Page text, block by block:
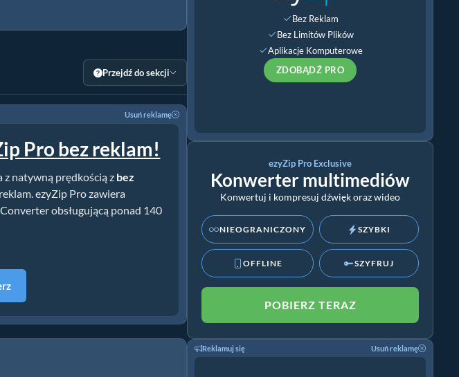
Przejdź do sekcji
Usuń reklamę
Pro bez reklam!
natywną prędkością z bez
ezyZip Pro zawiera
obsługującą ponad 140
Bez Reklam
Bez Limitów Plików
Aplikacje Komputerowe
ZDOBĄDŹ PRO
ezyZip Pro Exclusive
Konwerter multimediów
Konwertuj i kompresuj dźwięk oraz wideo
NIEOGRANICZONY SZYBKI
OFFLINE SZYFRUJ
POBIERZ TERAZ
Reklamuj się Usuń reklamę